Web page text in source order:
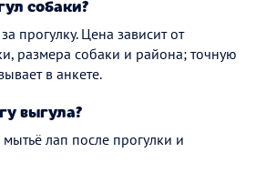
собаки?
прогулку. Цена зависит от
размера собаки и района; точную
в анкете.
выгула?
лап после прогулки и